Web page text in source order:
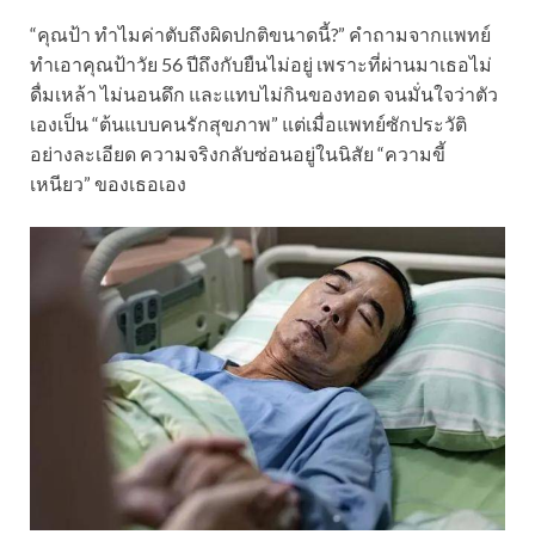
“คุณป้า ทำไมค่าตับถึงผิดปกติขนาดนี้?” คำถามจากแพทย์
ทำเอาคุณป้าวัย 56 ปีถึงกับยืนไม่อยู่ เพราะที่ผ่านมาเธอไม่
ดื่มเหล้า ไม่นอนดึก และแทบไม่กินของทอด จนมั่นใจว่าตัว
เองเป็น “ต้นแบบคนรักสุขภาพ” แต่เมื่อแพทย์ซักประวัติ
อย่างละเอียด ความจริงกลับซ่อนอยู่ในนิสัย “ความขี้
เหนียว” ของเธอเอง